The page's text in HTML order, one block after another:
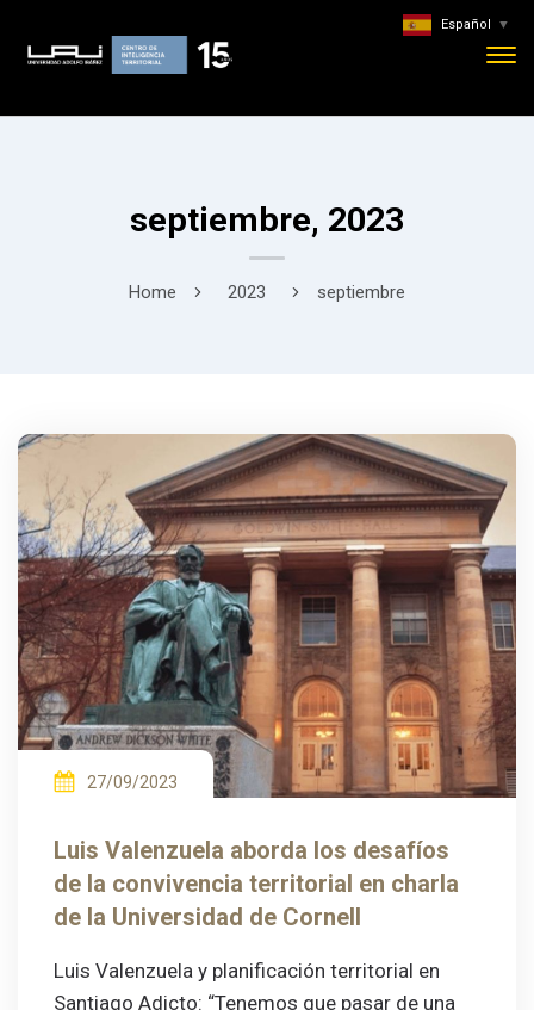
septiembre, 2023
Home 2023 septiembre
27/09/2023
Luis Valenzuela aborda los desafíos
de la convivencia territorial en charla
de la Universidad de Cornell
Luis Valenzuela y planificación territorial en
Santiago Adicto: “Tenemos que pasar de una
Español ▼